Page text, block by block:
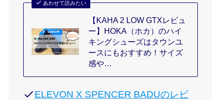
あわせて読みたい
【KAHA 2 LOW GTXレビュ
ー】HOKA（ホカ）のハイ
キングシューズはタウンユ
ースにもおすすめ！サイズ
感や…
ELEVON X SPENCER BADUのレビ